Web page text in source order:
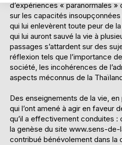
d’expériences « paranormales
sur les capacités
qui lui enlevèrent toute peur de
qui lui auront sauvé la vie à
passages s’attardent sur des
réflexion tels que l’importance
société, les incohérences de
aspects méconnus de la
Des enseignements de la vie,
qui l’ont amené à agir en faveur
qu’il a effectivement conduites
la genèse du site www.sens-de-
contribué bénévolement dans la